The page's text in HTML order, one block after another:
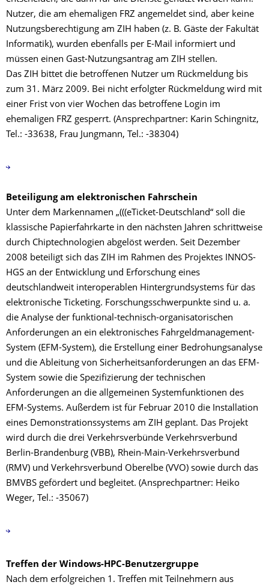
Nutzer, die am ehemaligen FRZ angemeldet sind, aber keine
Nutzungsberechtigung am ZIH haben (z. B. Gäste der Fakultät
Informatik), wurden ebenfalls per E-Mail informiert und
müssen einen Gast-Nutzungsantrag am ZIH stellen.
Das ZIH bittet die betroffenen Nutzer um Rückmeldung bis
zum 31. März 2009. Bei nicht erfolgter Rückmeldung wird mit
einer Frist von vier Wochen das betroffene Login im
ehemaligen FRZ gesperrt. (Ansprechpartner: Karin Schingnitz,
Tel.: -33638, Frau Jungmann, Tel.: -38304)
Beteiligung am elektronischen Fahrschein
Unter dem Markennamen „(((eTicket-Deutschland“ soll die
klassische Papierfahrkarte in den nächsten Jahren schrittweise
durch Chiptechnologien abgelöst werden. Seit Dezember
2008 beteiligt sich das ZIH im Rahmen des Projektes INNOS-
HGS an der Entwicklung und Erforschung eines
deutschlandweit interoperablen Hintergrundsystems für das
elektronische Ticketing. Forschungsschwerpunkte sind u. a.
die Analyse der funktional-technisch-organisatorischen
Anforderungen an ein elektronisches Fahrgeldmanagement-
System (EFM-System), die Erstellung einer Bedrohungsanalyse
und die Ableitung von Sicherheitsanforderungen an das EFM-
System sowie die Spezifizierung der technischen
Anforderungen an die allgemeinen Systemfunktionen des
EFM-Systems. Außerdem ist für Februar 2010 die Installation
eines Demonstrationssystems am ZIH geplant. Das Projekt
wird durch die drei Verkehrsverbünde Verkehrsverbund
Berlin-Brandenburg (VBB), Rhein-Main-Verkehrsverbund
(RMV) und Verkehrsverbund Oberelbe (VVO) sowie durch das
BMVBS gefördert und begleitet. (Ansprechpartner: Heiko
Weger, Tel.: -35067)
Treffen der Windows-HPC-Benutzergruppe
Nach dem erfolgreichen 1. Treffen mit Teilnehmern aus